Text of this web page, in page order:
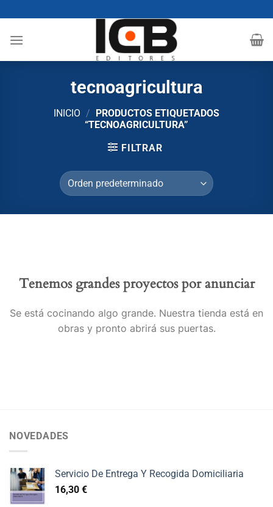
al
contenido
tecnoagricultura
INICIO /
PRODUCTOS ETIQUETADOS
“TECNOAGRICULTURA”
FILTRAR
Tenemos grandes proyectos por anunciar
Se está cocinando algo grande. Nuestra tienda está en
obras y pronto abrirá sus puertas.
NOVEDADES
Servicio De Entrega Y Recogida Domiciliaria
16,30 €